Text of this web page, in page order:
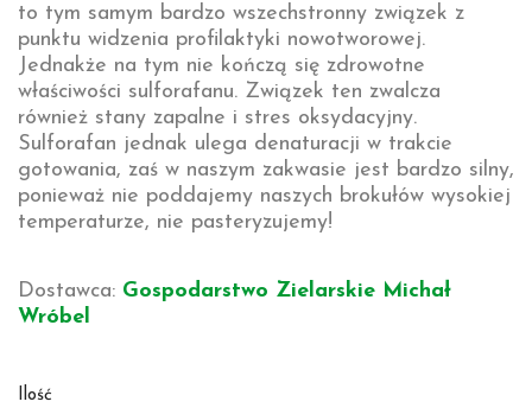
to tym samym bardzo wszechstronny związek z
punktu widzenia profilaktyki nowotworowej.
Jednakże na tym nie kończą się zdrowotne
właściwości sulforafanu. Związek ten zwalcza
również stany zapalne i stres oksydacyjny.
Sulforafan jednak ulega denaturacji w trakcie
gotowania, zaś w naszym zakwasie jest bardzo silny,
ponieważ nie poddajemy naszych brokułów wysokiej
temperaturze, nie pasteryzujemy!
Dostawca: Gospodarstwo Zielarskie Michał
Wróbel
Ilość